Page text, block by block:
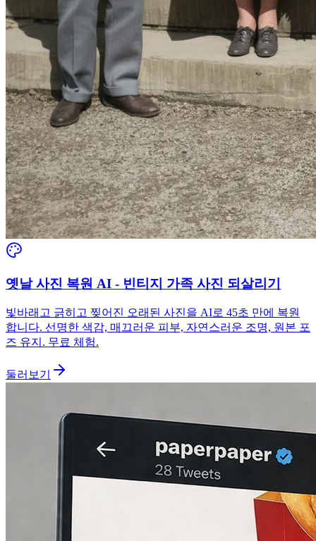
옛날 사진 복원 AI - 빈티지 가족 사진 되살리기
빛바래고 긁히고 찢어진 오래된 사진을 AI로 45초 만에 복원
합니다. 선명한 색감, 매끄러운 피부, 자연스러운 조명, 원본 포
즈 유지. 무료 체험.
둘러보기